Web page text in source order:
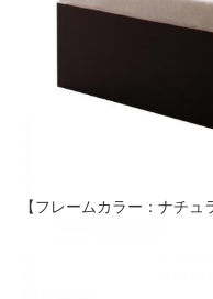
【フレームカラー：ナチュ